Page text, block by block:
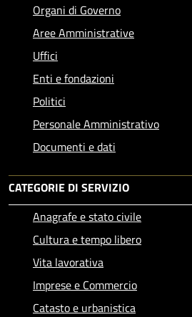
Organi di Governo
Aree Amministrative
Uffici
Enti e fondazioni
Politici
Personale Amministrativo
Documenti e dati
CATEGORIE DI SERVIZIO
Anagrafe e stato civile
Cultura e tempo libero
Vita lavorativa
Imprese e Commercio
Catasto e urbanistica